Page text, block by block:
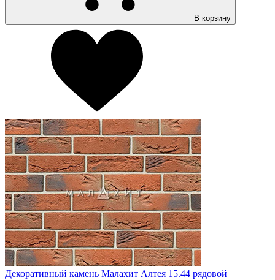
В корзину
Декоративный камень Малахит Алтея 15.44 рядовой